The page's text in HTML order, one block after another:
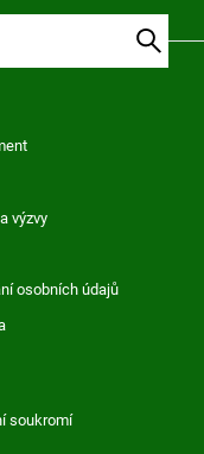
výzvy
osobních údajů
soukromí